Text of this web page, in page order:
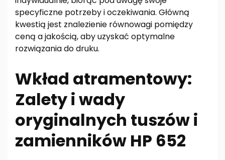
specyficzne potrzeby i oczekiwania. Główną
kwestią jest znalezienie równowagi pomiędzy
ceną a jakością, aby uzyskać optymalne
rozwiązania do druku.
Wkład atramentowy:
Zalety i wady
oryginalnych tuszów i
zamienników HP 652